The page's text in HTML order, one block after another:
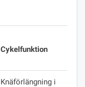
Cykelfunktion
Knäförlängning i